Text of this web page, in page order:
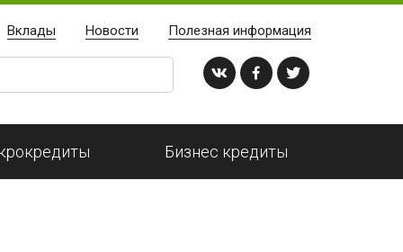
Вклады Новости Полезная информация
Бизнес кредиты